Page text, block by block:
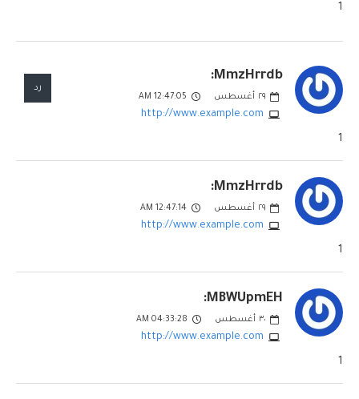
1
MmzHrrdb:
٢٩ أغسطس 12:47:05 AM
http://www.example.com
رد
1
MmzHrrdb:
٢٩ أغسطس 12:47:14 AM
http://www.example.com
1
MBWUpmEH:
٣٠ أغسطس 04:33:28 AM
http://www.example.com
1